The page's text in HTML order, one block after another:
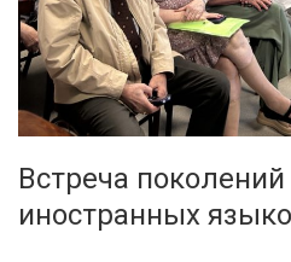
Встреча
иностранных